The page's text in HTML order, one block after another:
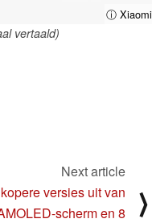
ⓘ Xiaomi
vertaald)
Next article
versies uit van
scherm en 8
⟩